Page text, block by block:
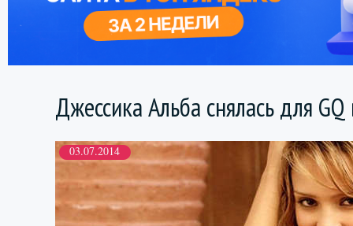
Джессика Альба снялась для
03.07.2014